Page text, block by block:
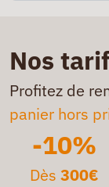
Nos
Profitez de
panier hors
-10%
Dès300€